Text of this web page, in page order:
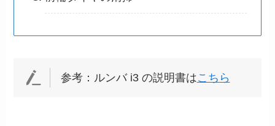
参考：ルンバ i3 の説明書はこちら